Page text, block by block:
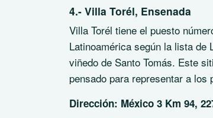
4.- Villa Torél, Ensenada
Villa Torél tiene el puesto
Latinoamérica según la lista de
viñedo de Santo Tomás. Este
pensado para representar a
Dirección: México 3 Km 94,